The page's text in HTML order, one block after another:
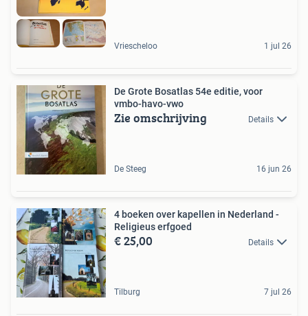
Vriescheloo 1 jul 26
De Grote Bosatlas 54e editie, voor
vmbo-havo-vwo
Zie omschrijving Details
De Steeg 16 jun 26
4 boeken over kapellen in Nederland -
Religieus erfgoed
€ 25,00 Details
Tilburg 7 jul 26